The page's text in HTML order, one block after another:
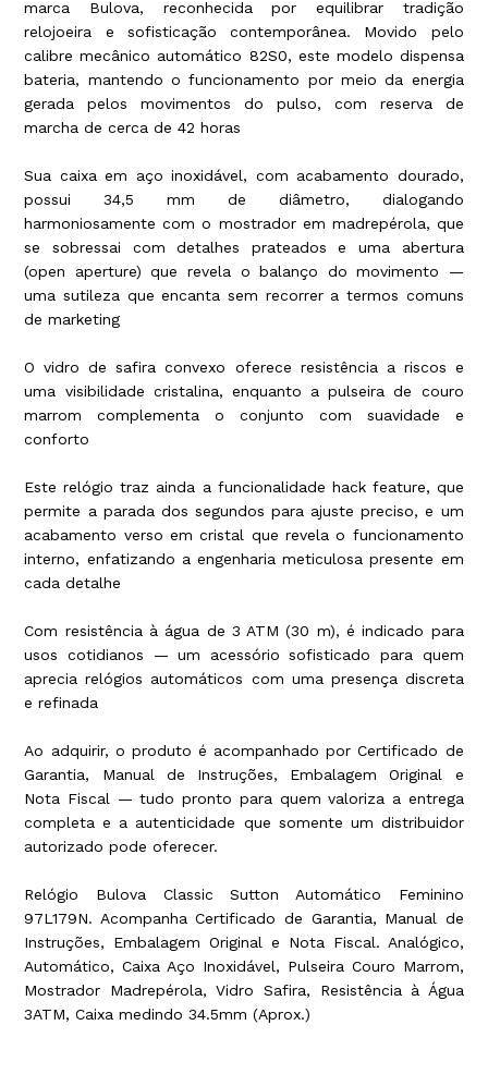
marca Bulova, reconhecida por equilibrar tradição
relojoeira e sofisticação contemporânea. Movido pelo
calibre mecânico automático 82S0, este modelo dispensa
bateria, mantendo o funcionamento por meio da energia
gerada pelos movimentos do pulso, com reserva de
marcha de cerca de 42 horas
Sua caixa em aço inoxidável, com acabamento dourado,
possui 34,5 mm de diâmetro, dialogando
harmoniosamente com o mostrador em madrepérola, que
se sobressai com detalhes prateados e uma abertura
(open aperture) que revela o balanço do movimento —
uma sutileza que encanta sem recorrer a termos comuns
de marketing
O vidro de safira convexo oferece resistência a riscos e
uma visibilidade cristalina, enquanto a pulseira de couro
marrom complementa o conjunto com suavidade e
conforto
Este relógio traz ainda a funcionalidade hack feature, que
permite a parada dos segundos para ajuste preciso, e um
acabamento verso em cristal que revela o funcionamento
interno, enfatizando a engenharia meticulosa presente em
cada detalhe
Com resistência à água de 3 ATM (30 m), é indicado para
usos cotidianos — um acessório sofisticado para quem
aprecia relógios automáticos com uma presença discreta
e refinada
Ao adquirir, o produto é acompanhado por Certificado de
Garantia, Manual de Instruções, Embalagem Original e
Nota Fiscal — tudo pronto para quem valoriza a entrega
completa e a autenticidade que somente um distribuidor
autorizado pode oferecer.
Relógio Bulova Classic Sutton Automático Feminino
97L179N. Acompanha Certificado de Garantia, Manual de
Instruções, Embalagem Original e Nota Fiscal. Analógico,
Automático, Caixa Aço Inoxidável, Pulseira Couro Marrom,
Mostrador Madrepérola, Vidro Safira, Resistência à Água
3ATM, Caixa medindo 34.5mm (Aprox.)